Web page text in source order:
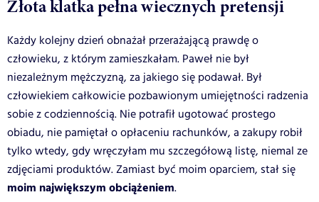
Złota klatka pełna wiecznych pretensji
Każdy kolejny dzień obnażał przerażającą prawdę o
człowieku, z którym zamieszkałam. Paweł nie był
niezależnym mężczyzną, za jakiego się podawał. Był
człowiekiem całkowicie pozbawionym umiejętności radzenia
sobie z codziennością. Nie potrafił ugotować prostego
obiadu, nie pamiętał o opłaceniu rachunków, a zakupy robił
tylko wtedy, gdy wręczyłam mu szczegółową listę, niemal ze
zdjęciami produktów. Zamiast być moim oparciem, stał się
moim największym obciążeniem.